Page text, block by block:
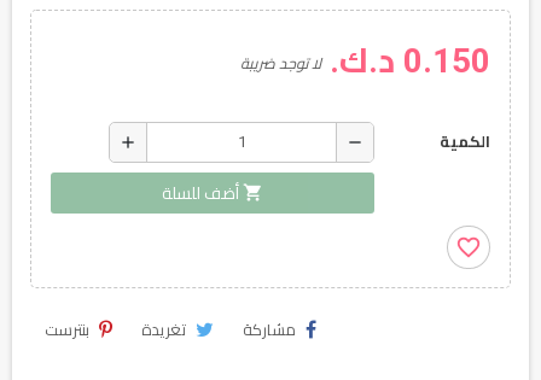
0.150 د.ك. لا توجد ضريبة
الكمية remove
add
shopping_cart أضف للسلة
favorite_border
مشاركة تغريدة بنترست